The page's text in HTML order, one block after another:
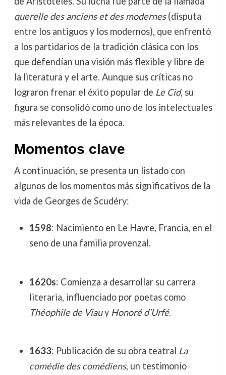
querelle des anciens et des modernes(disputa
entre los antiguos y los modernos), que enfrentó
a los partidarios de la tradición clásica con los
que defendían una visión más flexible y libre de
la literatura y el arte. Aunque sus críticas no
lograron frenar el éxito popular de Le Cid, su
figura se consolidó como uno de los intelectuales
más relevantes de la época.
Momentos clave
A continuación, se presenta un listado con
algunos de los momentos más significativos de la
vida de Georges de Scudéry:
1598: Nacimiento en Le Havre, Francia, en el
seno de una familia provenzal.
1620s: Comienza a desarrollar su carrera
literaria, influenciado por poetas como
Théophile de Viauy Honoré d’Urfé.
1633: Publicación de su obra teatral La
comédie des comédiens, un testimonio